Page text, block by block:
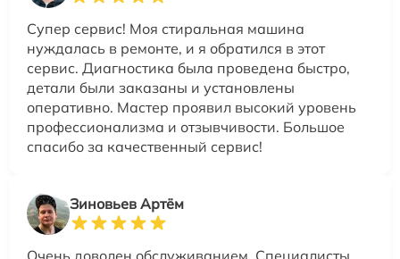
Супер сервис! Моя стиральная машина
нуждалась в ремонте, и я обратился в этот
сервис. Диагностика была проведена быстро,
детали были заказаны и установлены
оперативно. Мастер проявил высокий уровень
профессионализма и отзывчивости. Большое
спасибо за качественный сервис!
Зиновьев Артём
Очень доволен обслуживанием. Специалисты